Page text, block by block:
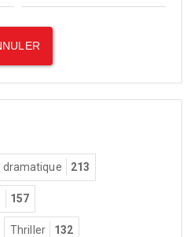
dramatique 213
157
Thriller 132